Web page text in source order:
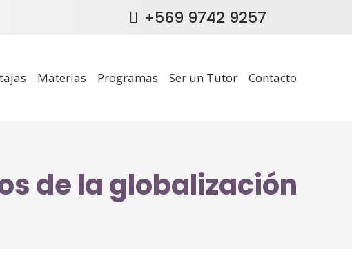
+569 9742 9257
Materias Programas Ser un Tutor Contacto
de la globalización